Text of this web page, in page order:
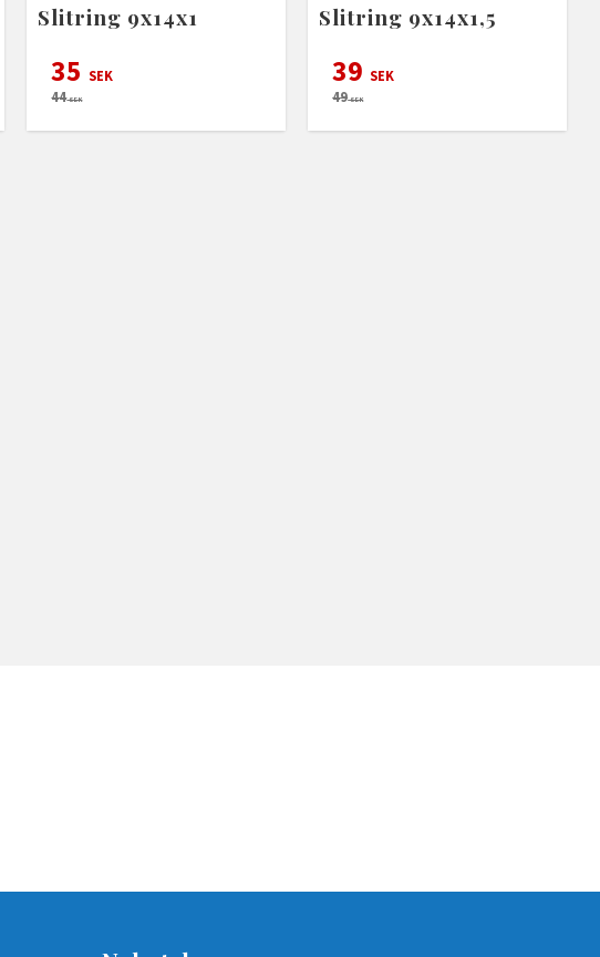
Slitring 9x14x1
35 SEK
44SEK
Slitring 9x14x1,5
39 SEK
49SEK